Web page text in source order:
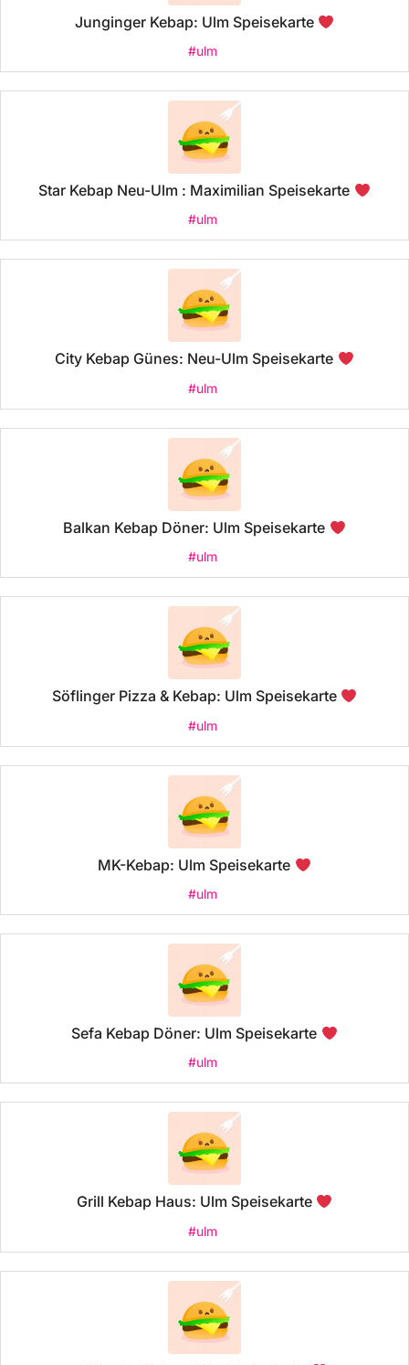
Junginger Kebap: Ulm Speisekarte
#ulm
Star Kebap Neu-Ulm : Maximilian Speisekarte
#ulm
City Kebap Günes: Neu-Ulm Speisekarte
#ulm
Balkan Kebap Döner: Ulm Speisekarte
#ulm
Söflinger Pizza & Kebap: Ulm Speisekarte
#ulm
MK-Kebap: Ulm Speisekarte
#ulm
Sefa Kebap Döner: Ulm Speisekarte
#ulm
Grill Kebap Haus: Ulm Speisekarte
#ulm